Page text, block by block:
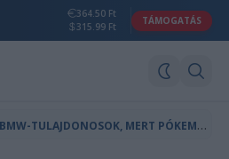
364.50 Ft
315.99 Ft
TÁMOGATÁS
F
ELHÁBORODTAK A BMW-TULAJDONOSOK, MERT PÓKEMBER-REKLÁM JELENT MEG AZ AUTÓIK FEDÉLZETI KÉPERNYŐJÉN